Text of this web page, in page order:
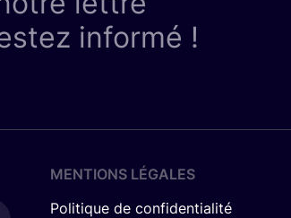
informé !
MENTIONS LÉGALES
Politique de confidentialité